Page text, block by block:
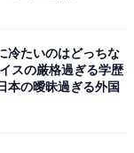
NHK大河ドラ
くクセの強い
。映画『テニス
気漫画の実写化
年12月から世
冷たいのはどっちな
スの厳格過ぎる学歴
本の曖昧過ぎる外国